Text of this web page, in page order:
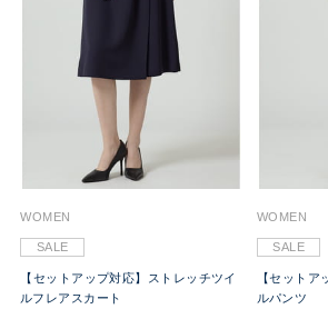
WOMEN
SALE
【セットアップ対応】ストレッチツイ
ルフレアスカート
WOMEN
SALE
【セットア
ルパンツ